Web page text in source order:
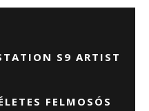
S9 ARTIST
FELMOSÓS